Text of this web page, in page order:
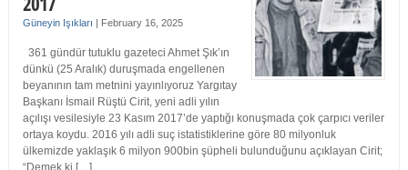
Güneyin Işıkları | February 16, 2025
361 gündür tutuklu gazeteci Ahmet Şık’ın
dünkü (25 Aralık) duruşmada engellenen
beyanının tam metnini yayınlıyoruz Yargıtay
Başkanı İsmail Rüştü Cirit, yeni adli yılın
açılışı vesilesiyle 23 Kasım 2017’de yaptığı konuşmada çok çarpıcı veriler
ortaya koydu. 2016 yılı adli suç istatistiklerine göre 80 milyonluk
ülkemizde yaklaşık 6 milyon 900bin şüpheli bulunduğunu açıklayan Cirit;
“Demek ki […]